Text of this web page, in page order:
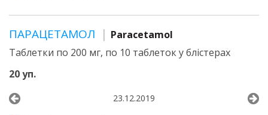
ПАРАЦЕТАМОЛ
Paracetamol
Таблетки по 200 мг, по 10 таблеток у блістерах
20 уп.
23.12.2019